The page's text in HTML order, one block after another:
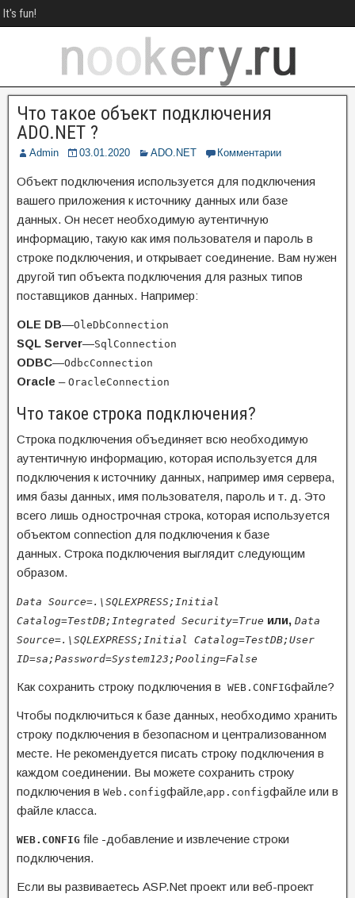
It's fun!
Что такое объект подключения
ADO.NET ?
Admin 03.01.2020 ADO.NET Комментарии
Объект подключения используется для подключения
вашего приложения к источнику данных или базе
данных. Он несет необходимую аутентичную
информацию, такую как имя пользователя и пароль в
строке подключения, и открывает соединение. Вам нужен
другой тип объекта подключения для разных типов
поставщиков данных. Например:
OLE DB—OleDbConnection
SQL Server—SqlConnection
ODBC—OdbcConnection
Oracle – OracleConnection
Что такое строка подключения?
Строка подключения объединяет всю необходимую
аутентичную информацию, которая используется для
подключения к источнику данных, например имя сервера,
имя базы данных, имя пользователя, пароль и т. д. Это
всего лишь однострочная строка, которая используется
объектом connection для подключения к базе
данных. Строка подключения выглядит следующим
образом.
Data Source=.\SQLEXPRESS;Initial
Catalog=TestDB;Integrated Security=True или, Data
Source=.\SQLEXPRESS;Initial Catalog=TestDB;User
ID=sa;Password=System123;Pooling=False
Как сохранить строку подключения в WEB.CONFIGфайле?
Чтобы подключиться к базе данных, необходимо хранить
строку подключения в безопасном и централизованном
месте. Не рекомендуется писать строку подключения в
каждом соединении. Вы можете сохранить строку
подключения в Web.configфайле,app.configфайле или в
файле класса.
WEB.CONFIG file -добавление и извлечение строки
подключения.
Если вы развиваетесь ASP.Net проект или веб-проект